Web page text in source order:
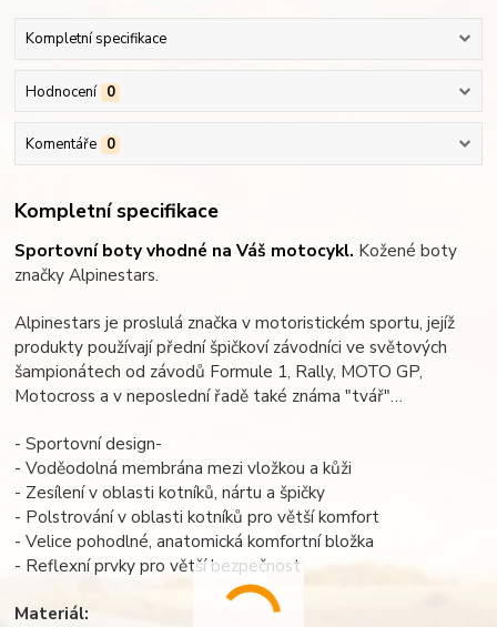
Kompletní specifikace
Hodnocení 0
Komentáře 0
Kompletní specifikace
Sportovní boty vhodné na Váš motocykl. Kožené boty
značky Alpinestars.
Alpinestars je proslulá značka v motoristickém sportu, jejíž
produkty používají přední špičkoví závodníci ve světových
šampionátech od závodů Formule 1, Rally, MOTO GP,
Motocross a v neposlední řadě také známa "tvář"…
- Sportovní design-
- Voděodolná membrána mezi vložkou a kůži
- Zesílení v oblasti kotníků, nártu a špičky
- Polstrování v oblasti kotníků pro větší komfort
- Velice pohodlné, anatomická komfortní bložka
- Reflexní prvky pro větší bezpečnost
Materiál: